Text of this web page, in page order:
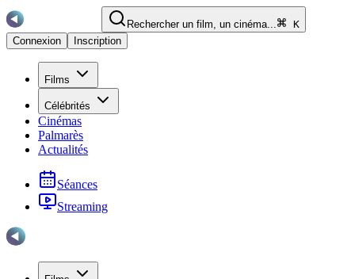
Rechercher un film, un cinéma...
K
Connexion
Inscription
Films
Célébrités
Cinémas
Palmarès
Actualités
Séances
Streaming